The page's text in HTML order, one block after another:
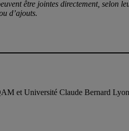
être jointes directement, selon
d’ajouts.
et Université Claude Bernard